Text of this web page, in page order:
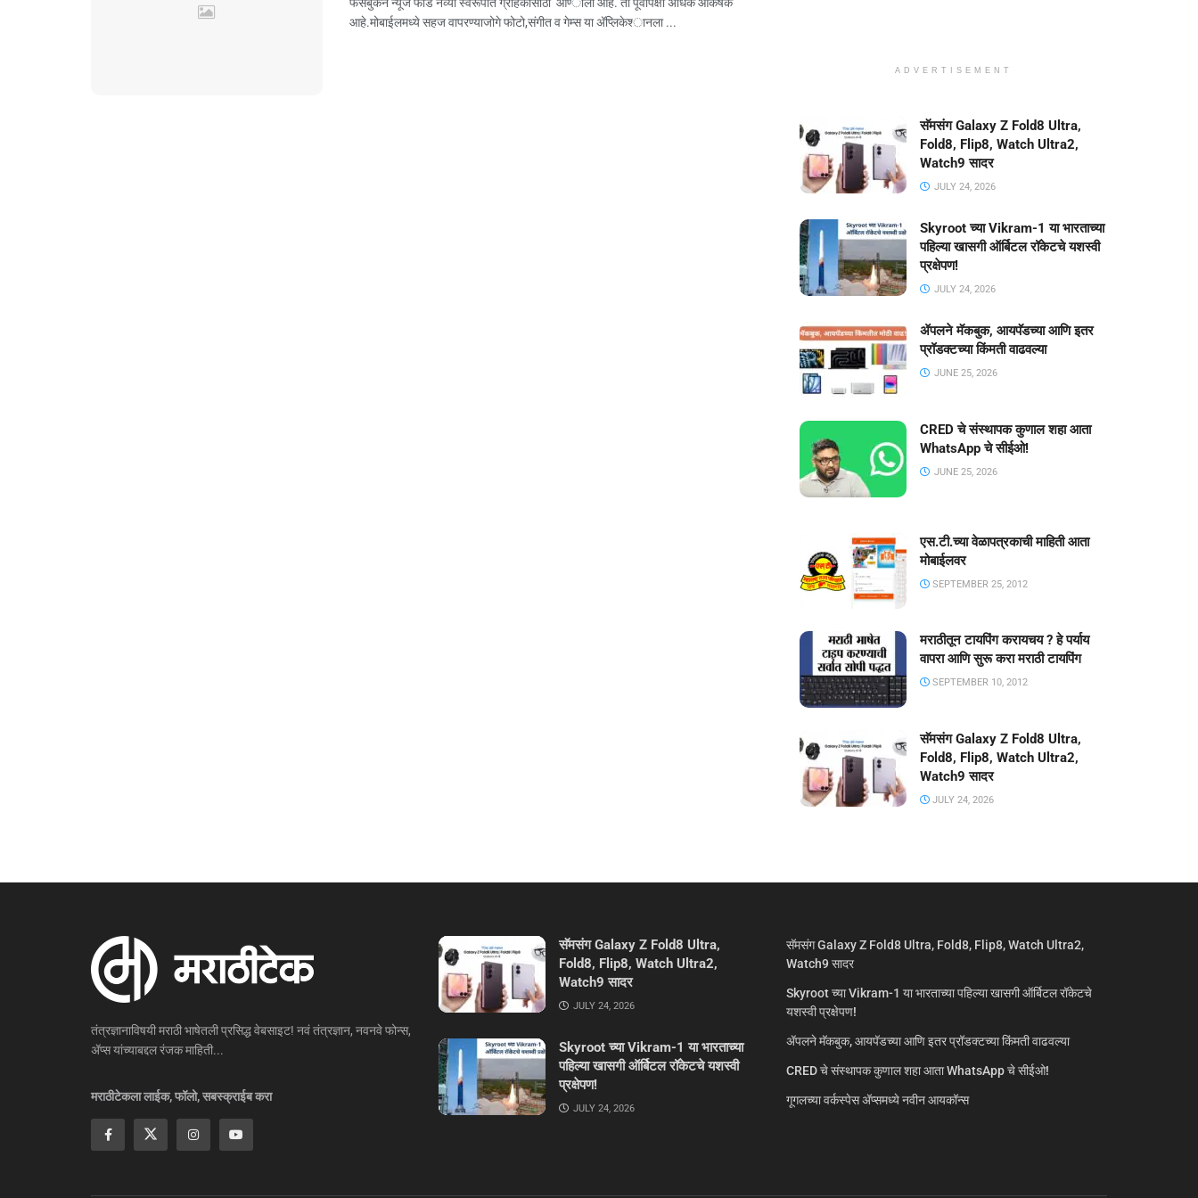
आहे.मोबाईलमध्‍ये सहज वापरण्‍याजोगे फोटो,संगीत व गेम्स या अ‍ॅप्लिकेश्‍ानला ...
ADVERTISEMENT
सॅमसंग Galaxy Z Fold8 Ultra,
Fold8, Flip8, Watch Ultra2,
Watch9 सादर
JULY 24, 2026
Skyroot च्या Vikram-1 या भारताच्या
पहिल्या खासगी ऑर्बिटल रॉकेटचे यशस्वी
प्रक्षेपण!
JULY 24, 2026
ॲपलने मॅकबुक, आयपॅडच्या आणि इतर
प्रॉडक्टच्या किंमती वाढवल्या
JUNE 25, 2026
CRED चे संस्थापक कुणाल शहा आता
WhatsApp चे सीईओ!
JUNE 25, 2026
एस.टी.च्या वेळापत्रकाची माहिती आता
मोबाईलवर
SEPTEMBER 25, 2012
मराठीतून टायपिंग करायचय ? हे पर्याय
वापरा आणि सुरू करा मराठी टायपिंग
SEPTEMBER 10, 2012
सॅमसंग Galaxy Z Fold8 Ultra,
Fold8, Flip8, Watch Ultra2,
Watch9 सादर
JULY 24, 2026
तंत्रज्ञानाविषयी मराठी भाषेतली प्रसिद्ध वेबसाइट! नवं तंत्रज्ञान, नवनवे फोन्स,
ॲप्स यांच्याबद्दल रंजक माहिती...
मराठीटेकला लाईक, फॉलो, सबस्क्राईब करा
सॅमसंग Galaxy Z Fold8 Ultra,
Fold8, Flip8, Watch Ultra2,
Watch9 सादर
JULY 24, 2026
Skyroot च्या Vikram-1 या भारताच्या
पहिल्या खासगी ऑर्बिटल रॉकेटचे यशस्वी
प्रक्षेपण!
JULY 24, 2026
सॅमसंग Galaxy Z Fold8 Ultra, Fold8, Flip8, Watch Ultra2,
Watch9 सादर
Skyroot च्या Vikram-1 या भारताच्या पहिल्या खासगी ऑर्बिटल रॉकेटचे
यशस्वी प्रक्षेपण!
ॲपलने मॅकबुक, आयपॅडच्या आणि इतर प्रॉडक्टच्या किंमती वाढवल्या
CRED चे संस्थापक कुणाल शहा आता WhatsApp चे सीईओ!
गूगलच्या वर्कस्पेस अ‍ॅप्समध्ये नवीन आयकॉन्स